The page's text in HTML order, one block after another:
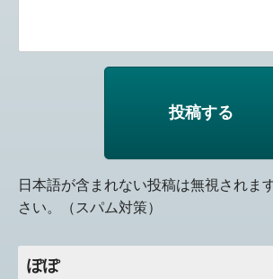
日本語が含まれない投稿は無視されま
さい。（スパム対策）
ぽぽ